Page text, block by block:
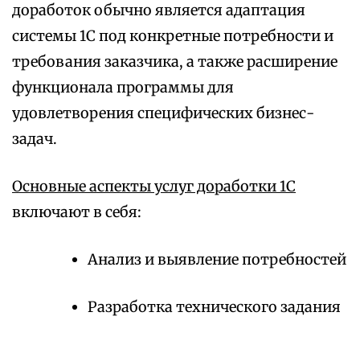
доработок обычно является адаптация
системы 1С под конкретные потребности и
требования заказчика, а также расширение
функционала программы для
удовлетворения специфических бизнес-
задач.
Основные аспекты услуг доработки 1С
включают в себя:
Анализ и выявление потребностей
Разработка технического задания